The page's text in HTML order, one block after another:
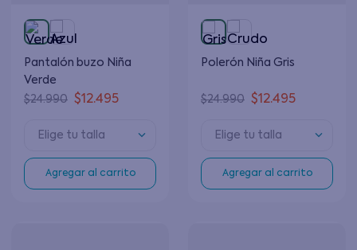
Pantalón buzo Niña
Verde
$24.990 $12.495
Elige tu talla
Agregar al carrito
Polerón Niña Gris
$24.990 $12.495
Elige tu talla
Agregar al carrito